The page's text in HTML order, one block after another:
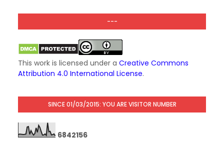
---
This work is licensed under a Creative Commons
Attribution 4.0 International License.
SINCE 01/03/2015: YOU ARE VISITOR NUMBER
6842156